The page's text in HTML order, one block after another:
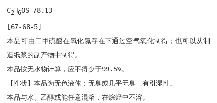
C2H6OS 78.13
[67-68-5]
本品可由二甲硫醚在氧化氮存在下通过空气氧化制得；也可以从制
造纸浆的副产物中制得。
本品按无水物计算，应不得少于99.5%。
【性状】本品为无色液体；无臭或几乎无臭；有引湿性。
本品与水、乙醇或能任意混溶，在烷烃中不溶。